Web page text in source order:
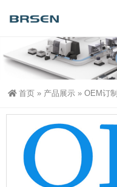
首页 » 产品展示 » OEM订制